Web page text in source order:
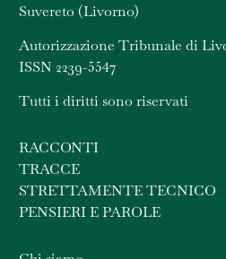
Suvereto (Livorno)
Autorizzazione Tribunale di
ISSN 2239-5547
Tutti i diritti sono riservati
RACCONTI
TRACCE
STRETTAMENTE TECNICO
PENSIERI E PAROLE